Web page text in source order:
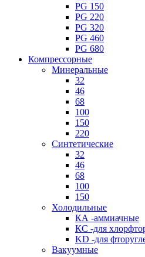
PG 150
PG 220
PG 320
PG 460
PG 680
Компрессорные
Минеральные
32
46
68
100
150
220
Синтетические
32
46
68
100
150
Холодильные
КА -аммиачные
КС -для
KD -для
Вакуумные